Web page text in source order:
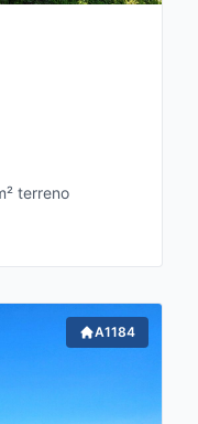
terreno
A1184